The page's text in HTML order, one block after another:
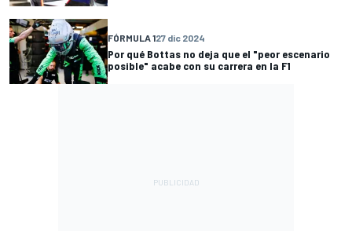
FÓRMULA 127 dic 2024
Por qué Bottas no deja que el "peor escenario
posible" acabe con su carrera en la F1